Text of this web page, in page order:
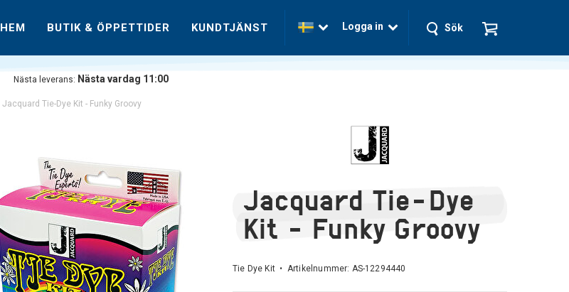
HEM BUTIK & ÖPPETTIDER KUNDTJÄNST Logga in Sök
Nästa leverans: Nästa vardag 11:00
Jacquard Tie-Dye Kit - Funky Groovy
Jacquard Tie-Dye
Kit - Funky Groovy
Tie Dye Kit • Artikelnummer: AS-12294440